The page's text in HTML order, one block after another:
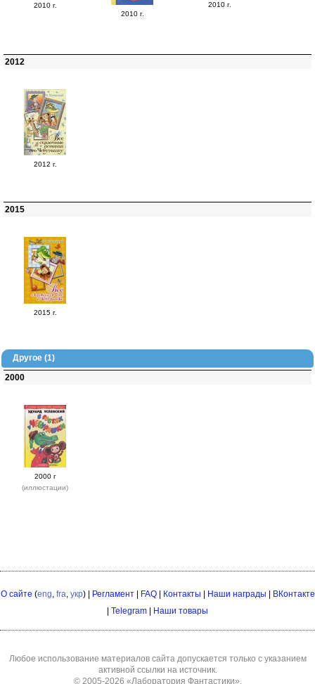
2010 г.
2010 г.
2010 г.
2012
2012 г.
2015
2015 г.
Другое (1)
2000
2000 г
(иллюстации)
О сайте (eng, fra, укр) | Регламент| FAQ| Контакты Наши награды
ВКонтакте
Telegram Наши товары
Любое использование материалов сайта допускается только с указанием
активной ссылки на источник.
© 2005-2026 «Лаборатория Фантастики».